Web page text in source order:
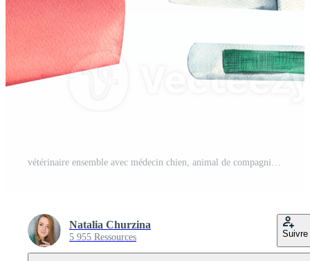
vétérinaire ensemble avec médecin chien, animal de compagnie transporteur, médicaments. aquarelle illustration, main dessiné. isolé objets, pour le conception de cliniques, hôpitaux, pharmacies, médicaments PNG Pro
Natalia Churzina
5 955 Ressources Suivre